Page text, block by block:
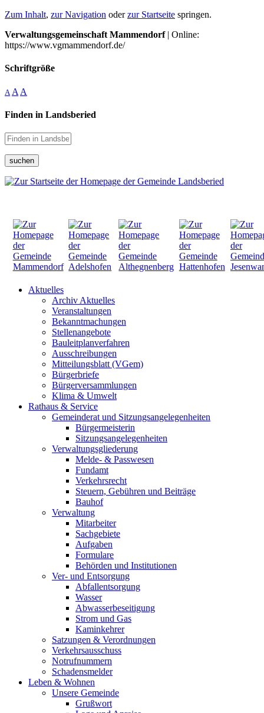
Zum Inhalt, zur Navigation oderzur Startseite springen.
Verwaltungsgemeinschaft Mammendorf| Online:
https://www.vgmammendorf.de/
Schriftgröße
A A A
Finden in Landsberied
suchen
Aktuelles
Archiv Aktuelles
Veranstaltungen
Bekanntmachungen
Stellenangebote
Bauleitplanverfahren
Ausschreibungen
Mitteilungsblatt (VGem)
Bürgerbriefe
Bürgerversammlungen
Klima & Umwelt
Rathaus & Service
Gemeinderat und Sitzungsangelegenheiten
Bürgermeisterin
Sitzungsangelegenheiten
Verwaltungsgliederung
Melde- & Passwesen
Fundamt
Verkehrsrecht
Steuern, Gebühren und Beiträge
Bauhof
Verwaltung
Mitarbeiter
Sachgebiete
Aufgaben
Formulare
Behörden und Institutionen
Ver- und Entsorgung
Abfallentsorgung
Wasser
Abwasserbeseitigung
Strom und Gas
Kaminkehrer
Satzungen & Verordnungen
Verkehrsausschuss
Notrufnummern
Schadensmelder
Leben & Wohnen
Unsere Gemeinde
Grußwort